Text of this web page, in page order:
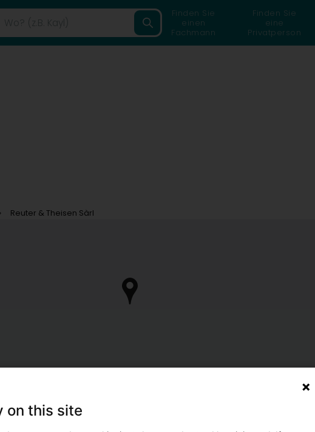
Finden Sie
einen
Fachmann
Finden Sie
eine
Privatperson
Reuter & Theisen Sàrl
on this site